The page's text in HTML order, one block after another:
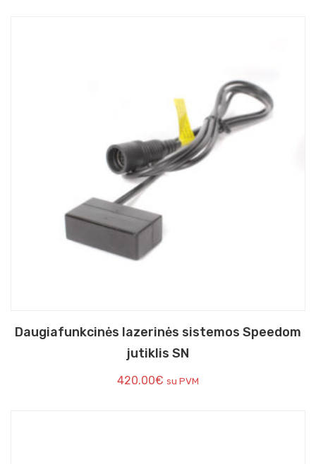
Daugiafunkcinės lazerinės sistemos Speedom
jutiklis SN
420.00€ su PVM